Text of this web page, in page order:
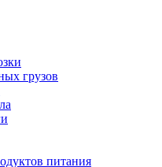
грузов
питания